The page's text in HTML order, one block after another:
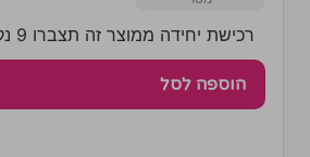
רכישת יחידה ממוצר זה תצברו 9 נקודות!
הוספה לסל